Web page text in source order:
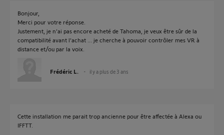
Bonjour,
Merci pour votre réponse.
Justement, je n'ai pas encore acheté de Tahoma, je veux être sûr de la
compatibilité avant l'achat ... je cherche à pouvoir contrôler mes VR à
distance et/ou par la voix.
Frédéric L. il y a plus de 3 ans
Cette installation me parait trop ancienne pour être affectée à Alexa ou
IFFTT.